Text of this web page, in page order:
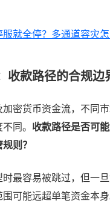
就全停？多通道容灾
收款路径的合规边
密货币资金流，不同
同。 收款路径是否可
则？
最容易被跳过，但一
可能远超单笔资金本身